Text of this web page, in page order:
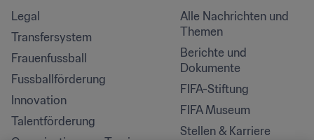
Legal
Transfersystem
Frauenfussball
Fussballförderung
Innovation
Talentförderung
Alle Nachrichten und
Themen
Berichte und
Dokumente
FIFA-Stiftung
FIFA Museum
Stellen & Karriere